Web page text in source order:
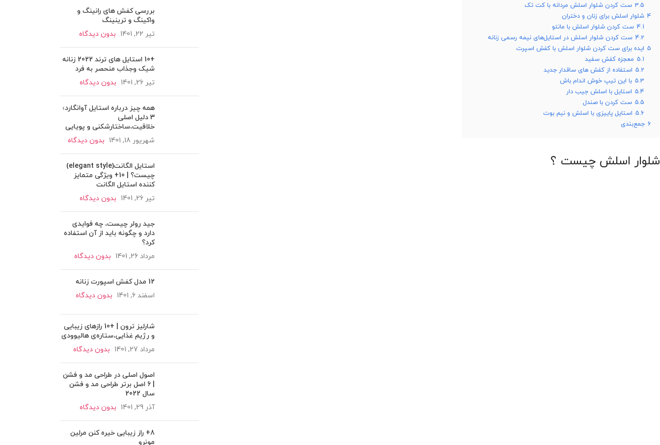
3.5 ست کردن شلوار اسلش مردانه با کت تک
4 شلوار اسلش برای زنان و دختران
4.1 ست کردن شلوار اسلش با مانتو
4.2 ست کردن شلوار اسلش در استایل‌های نیمه رسمی زنانه
5 ایده برای ست کردن شلوار اسلش با کفش اسپرت
5.1 معجزه کفش سفید
5.2 استفاده از کفش های ساقدار جدید
5.3 با این تیپ خوش اندام باش
5.4 استایل با اسلش جیب دار
5.5 ست کردن با صندل
5.6 استایل پاییزی با اسلش و نیم بوت
6 جمع‌بندی
شلوار اسلش چیست ؟
بررسی کفش های رانینگ و
واکینگ و ترینینگ
تیر 22, 1401
بدون دیدگاه
+10 استایل های ترند 2022 زنانه
شیک وجذاب منحصر به فرد
تیر 26, 1401
بدون دیدگاه
همه چیز درباره استایل آوانگارد؛
3 دلیل اصلی
خلاقیت،ساختارشکنی و پویایی
شهریور 18, 1401
بدون دیدگاه
استایل الگانت(elegant style)
چیست؟ | 10+ ویژگی متمایز
کننده استایل الگانت
تیر 26, 1401
بدون دیدگاه
جید رولر چیست، چه فوایدی
دارد و چگونه باید از آن استفاده
کرد؟
مرداد 26, 1401
بدون دیدگاه
12 مدل کفش اسپورت زنانه
اسفند 6, 1401
بدون دیدگاه
شارلیز ترون | +10 رازهای زیبایی
و رژیم غذایی،ستاره‌ی هالیوودی
مرداد 27, 1401
بدون دیدگاه
اصول اصلی در طراحی مد و فشن
| 6 اصل برتر طراحی مد و فشن
سال 2022
آذر 29, 1401
بدون دیدگاه
8+ راز زیبایی خیره کنن مرلین
مونرو